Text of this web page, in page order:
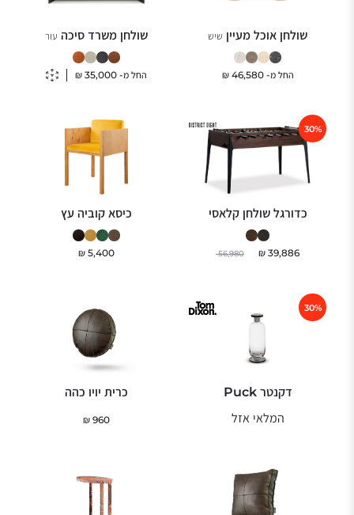
שולחן אוכל מעיין שיש
החל מ-46,580
₪
שולחן משרד סיכה עור
החל מ- 35,000
₪
כדורגל שולחן קלאסי
30%
39,886
₪
56,980
כיסא קוביה עץ
5,400
₪
דקנטר Puck
30%
המלאי אזל
כרית יויו כהה
960
₪